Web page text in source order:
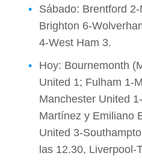
Sábado: Brentford
Brighton 6-
4-West Ham 3.
Hoy: Bournemonth
United 1; Fulham 1-
Manchester United
Martínez y Emiliano
United 3-
las 12.30, Liverpool-